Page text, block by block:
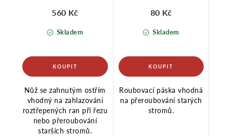
Skladem
560 Kč
Nůž se zahnutým ostřím
vhodný na zahlazování
roztřepených ran při řezu
nebo přeroubování
starších stromů.
Skladem
80 Kč
Roubovací páska vhodná
na přeroubování starých
stromů.